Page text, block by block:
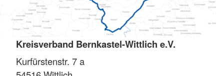
Kreisverband Bernkastel-Wittlich e.V.
Kurfürstenstr. 7 a